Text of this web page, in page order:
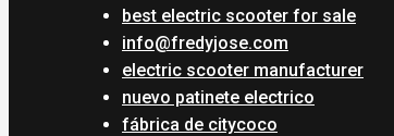
best electric scooter for sale
info@fredyjose.com
electric scooter manufacturer
nuevo patinete electrico
fábrica de citycoco